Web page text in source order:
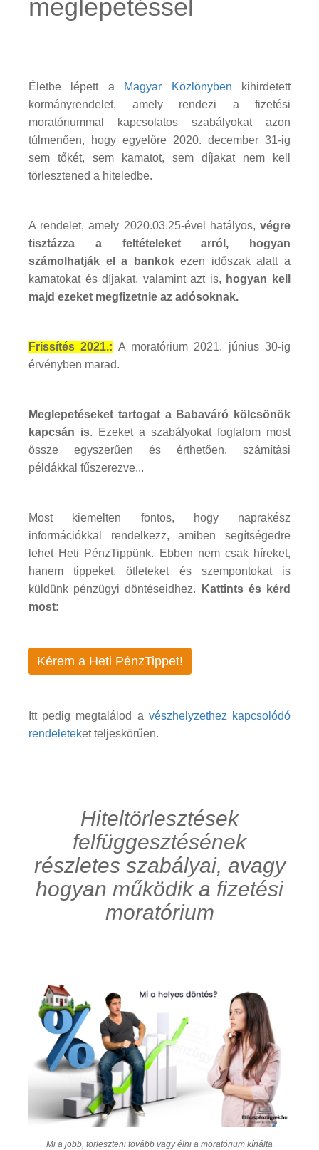
meglepetéssel
Életbe lépett a Magyar Közlönyben kihirdetett
kormányrendelet, amely rendezi a fizetési
moratóriummal kapcsolatos szabályokat azon
túlmenően, hogy egyelőre 2020. december 31-ig
sem tőkét, sem kamatot, sem díjakat nem kell
törlesztened a hiteledbe.
A rendelet, amely 2020.03.25-ével hatályos, végre
tisztázza a feltételeket arról, hogyan
számolhatják el a bankokezen időszak alatt a
kamatokat és díjakat, valamint azt is, hogyan kell
majd ezeket megfizetnie az adósoknak.
Frissítés 2021.: A moratórium 2021. június 30-ig
érvényben marad.
Meglepetéseket tartogat a Babaváró kölcsönök
kapcsán is. Ezeket a szabályokat foglalom most
össze egyszerűen és érthetően, számítási
példákkal fűszerezve...
Most kiemelten fontos, hogy naprakész
információkkal rendelkezz, amiben segítségedre
lehet Heti PénzTippünk. Ebben nem csak híreket,
hanem tippeket, ötleteket és szempontokat is
küldünk pénzügyi döntéseidhez.
Kattints és kérd
most:
Kérem a Heti PénzTippet!
Itt pedig megtalálod a vészhelyzethez kapcsolódó
rendeleteket teljeskörűen.
Hiteltörlesztések
felfüggesztésének
részletes szabályai, avagy
hogyan működik a fizetési
moratórium
Mi a jobb, törleszteni tovább vagy élni a moratórium kínálta